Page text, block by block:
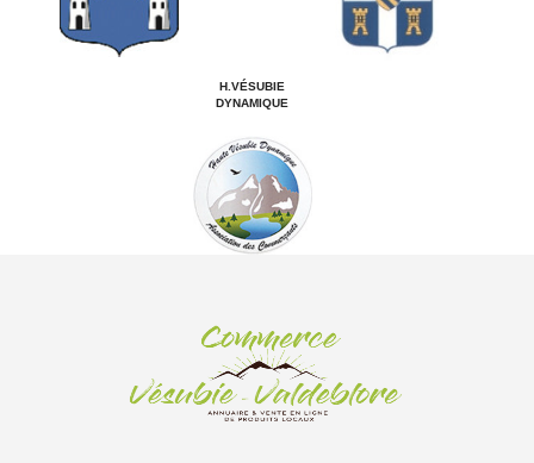
H.VÉSUBIE
DYNAMIQUE